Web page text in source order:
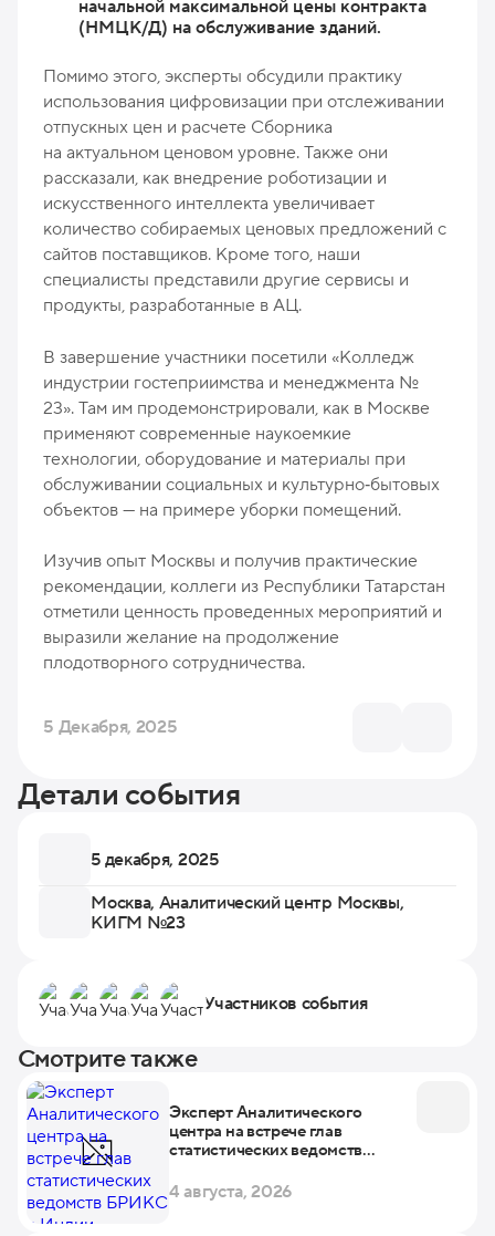
начальной максимальной цены контракта
(НМЦК/Д) на обслуживание зданий.
Помимо этого, эксперты обсудили практику
использования цифровизации при отслеживании
отпускных цен и расчете Сборника
на актуальном ценовом уровне. Также они
рассказали, как внедрение роботизации и
искусственного интеллекта увеличивает
количество собираемых ценовых предложений с
сайтов поставщиков. Кроме того, наши
специалисты представили другие сервисы и
продукты, разработанные в АЦ.
В завершение участники посетили «Колледж
индустрии гостеприимства и менеджмента №
23». Там им продемонстрировали, как в Москве
применяют современные наукоемкие
технологии, оборудование и материалы при
обслуживании социальных и культурно‑бытовых
объектов — на примере уборки помещений.
Изучив опыт Москвы и получив практические
рекомендации, коллеги из Республики Татарстан
отметили ценность проведенных мероприятий и
выразили желание на продолжение
плодотворного сотрудничества.
5 Декабря, 2025
Детали события
5 декабря, 2025
Москва, Аналитический центр Москвы,
КИГМ №23
Участников события
Смотрите также
Эксперт Аналитического
центра на встрече глав
статистических ведомств
4 августа, 2026